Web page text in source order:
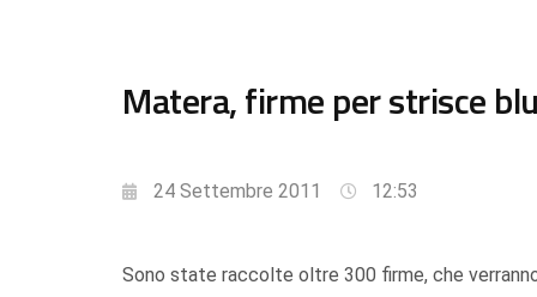
Matera, firme per strisce
24 Settembre 2011 12:53
Sono state raccolte oltre 300 firme, che